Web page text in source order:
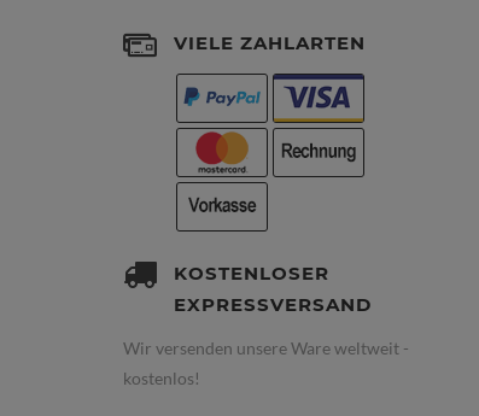
VIELE ZAHLARTEN
KOSTENLOSER
EXPRESSVERSAND
Wir versenden unsere Ware weltweit -
kostenlos!